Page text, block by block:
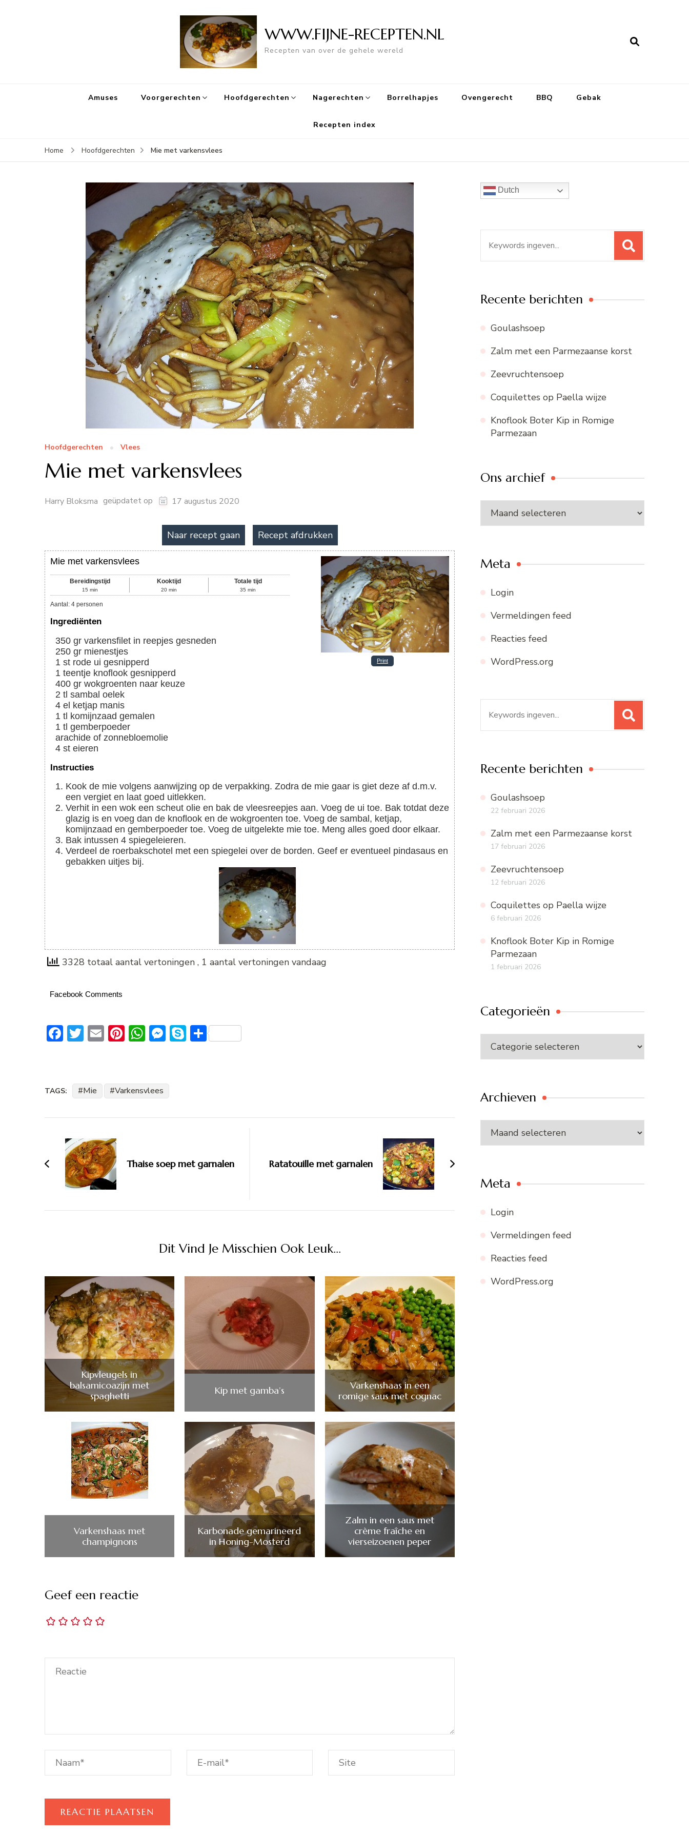
WWW.FIJNE-RECEPTEN.NL
Recepten van over de gehele wereld
Amuses Voorgerechten Hoofdgerechten Nagerechten Borrelhapjes Ovengerecht BBQ Gebak
Recepten index
Home Hoofdgerechten Mie met varkensvlees
Hoofdgerechten Vlees
Mie met varkensvlees
Harry Bloksma geüpdatet op 17 augustus 2020
Naar recept gaan Recept afdrukken
Print
Mie met varkensvlees
Bereidingstijd
15 min
Kooktijd
20 min
Totale tijd
35 min
Aantal : 4 personen
Ingrediënten
350 gr varkensfilet in reepjes gesneden
250 gr mienestjes
1 st rode ui gesnipperd
1 teentje knoflook gesnipperd
400 gr wokgroenten naar keuze
2 tl sambal oelek
4 el ketjap manis
1 tl komijnzaad gemalen
1 tl gemberpoeder
arachide of zonnebloemolie
4 st eieren
Instructies
Kook de mie volgens aanwijzing op de verpakking. Zodra de mie gaar is giet deze af d.m.v.
een vergiet en laat goed uitlekken.
Verhit in een wok een scheut olie en bak de vleesreepjes aan. Voeg de ui toe. Bak totdat deze
glazig is en voeg dan de knoflook en de wokgroenten toe. Voeg de sambal, ketjap,
komijnzaad en gemberpoeder toe. Voeg de uitgelekte mie toe. Meng alles goed door elkaar.
Bak intussen 4 spiegeleieren.
Verdeel de roerbakschotel met een spiegelei over de borden. Geef er eventueel pindasaus en
gebakken uitjes bij.
3328 totaal aantal vertoningen , 1 aantal vertoningen vandaag
Facebook Comments
Facebook
Twitter
EmailPinterest
WhatsApp
Messenger
Skype
Delen
TAGS: Mie Varkensvlees
navigatie
Thaise soep met garnalen Ratatouille met garnalen
Dit Vind Je Misschien Ook Leuk...
Kipvleugels in
balsamicoazijn met
spaghetti
Kip met gamba’s
Varkenshaas in een
romige saus met cognac
Varkenshaas met
champignons
Karbonade gemarineerd
in Honing-Mosterd
Zalm in een saus met
crème fraîche en
vierseizoenen peper
Geef een reactie
Dutch
naar:
Recente berichten
Goulashsoep
Zalm met een Parmezaanse korst
Zeevruchtensoep
Coquilettes op Paella wijze
Knoflook Boter Kip in Romige
Parmezaan
Ons archief
Ons
archief
Meta
Login
Vermeldingen feed
Reacties feed
WordPress.org
naar:
Recente berichten
Goulashsoep
22 februari 2026
Zalm met een Parmezaanse korst
17 februari 2026
Zeevruchtensoep
12 februari 2026
Coquilettes op Paella wijze
6 februari 2026
Knoflook Boter Kip in Romige
Parmezaan
1 februari 2026
Categorieën
Categorieën
Archieven
Archieven
Meta
Login
Vermeldingen feed
Reacties feed
WordPress.org